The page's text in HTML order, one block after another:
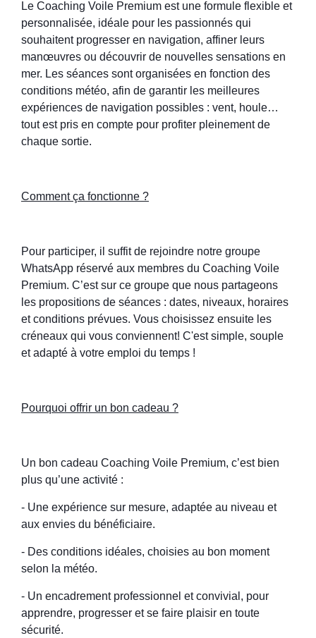
Le Coaching Voile Premium est une formule flexible et
personnalisée, idéale pour les passionnés qui
souhaitent progresser en navigation, affiner leurs
manœuvres ou découvrir de nouvelles sensations en
mer. Les séances sont organisées en fonction des
conditions météo, afin de garantir les meilleures
expériences de navigation possibles : vent, houle…
tout est pris en compte pour profiter pleinement de
chaque sortie.
Comment ça fonctionne ?
Pour participer, il suffit de rejoindre notre groupe
WhatsApp réservé aux membres du Coaching Voile
Premium. C’est sur ce groupe que nous partageons
les propositions de séances : dates, niveaux, horaires
et conditions prévues. Vous choisissez ensuite les
créneaux qui vous conviennent! C'est simple, souple
et adapté à votre emploi du temps !
Pourquoi offrir un bon cadeau ?
Un bon cadeau Coaching Voile Premium, c’est bien
plus qu’une activité :
- Une expérience sur mesure, adaptée au niveau et
aux envies du bénéficiaire.
- Des conditions idéales, choisies au bon moment
selon la météo.
- Un encadrement professionnel et convivial, pour
apprendre, progresser et se faire plaisir en toute
sécurité.